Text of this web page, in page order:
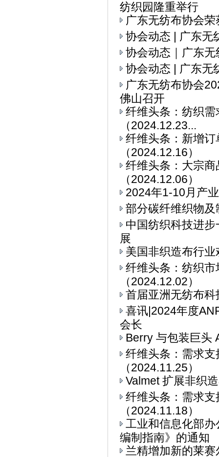
纺织园隆重举行
广东无纺布协会
协会动态 | 广东无
协会动态｜广东
协会动态 | 广东无
广东无纺布协会
佛山召开
纤维头条：纺织
（2024.12.23...
纤维头条：新增
（2024.12.16）
纤维头条：大宗
（2024.12.06）
2024年1-10月产
部分碳纤维织物
中国纺织科技进
展
美国非织造布行
纤维头条：纺织
（2024.12.02）
首届亚洲无纺布
喜讯|2024年度
会长
Berry 与包装巨头
纤维头条：需求
（2024.11.25）
Valmet 扩展非织
纤维头条：需求
（2024.11.18）
工业和信息化部
编制指南》的通知
兰精增加新的莱